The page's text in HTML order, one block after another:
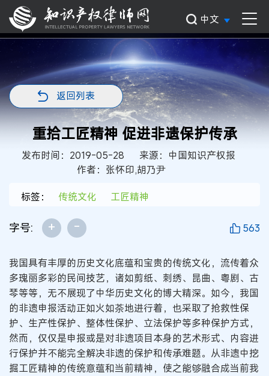
中文
返回列表
重拾工匠精神 促进非遗保护传承
发布时间：2019-05-28
来源：中国知识产权报
作者：张怀印,胡乃尹
标签： 传统文化 工匠精神
字号: + - 563
我国具有丰厚的历史文化底蕴和宝贵的传统文化，流传着众
多瑰丽多彩的民间技艺，诸如剪纸、刺绣、昆曲、粤剧、古
琴等等，无不展现了中华历史文化的博大精深。如今，我国
的非遗申报活动正如火如荼地进行着，也采取了抢救性保
护、生产性保护、整体性保护、立法保护等多种保护方式，
然而，仅仅是申报或是对非遗项目本身的艺术形式、内容进
行保护并不能完全解决非遗的保护和传承难题。从非遗中挖
掘工匠精神的传统意蕴和当前精神，使之能够融合成当前我